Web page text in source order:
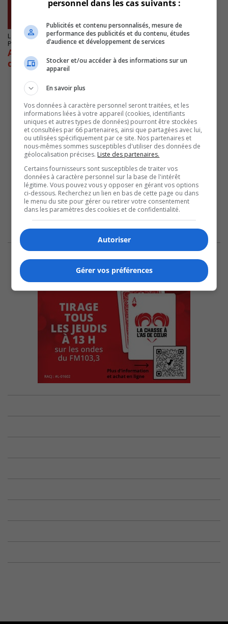
LONGUEUIL
Publié le 8 septembre 2022 à 15h00
Anglade encourage l’agriculture et donne sa
définition des « très riches »
personnel dans les cas suivants :
Publicités et contenu personnalisés, mesure de
performance des publicités et du contenu, études
d’audience et développement de services
Stocker et/ou accéder à des informations sur un
appareil
En savoir plus
Vos données à caractère personnel seront traitées, et les
informations liées à votre appareil (cookies, identifiants
uniques et autres types de données) pourront être stockées
et consultées par 66 partenaires, ainsi que partagées avec lui,
ou utilisées spécifiquement par ce site. Nos partenaires et
nous-mêmes sommes susceptibles d'utiliser des données de
géolocalisation précises. Liste des partenaires.
Certains fournisseurs sont susceptibles de traiter vos
données à caractère personnel sur la base de l'intérêt
légitime. Vous pouvez vous y opposer en gérant vos options
ci-dessous. Recherchez un lien en bas de cette page ou dans
le menu du site pour gérer ou retirer votre consentement
dans les paramètres des cookies et de confidentialité.
Autoriser
Gérer vos préférences